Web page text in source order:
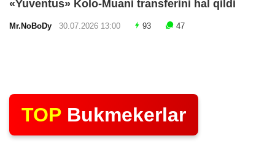
«Yuventus» Kolo-Muani transferini hal qildi
Mr.NoBoDy 30.07.2026 13:00 93 47
TOP Bukmekerlar